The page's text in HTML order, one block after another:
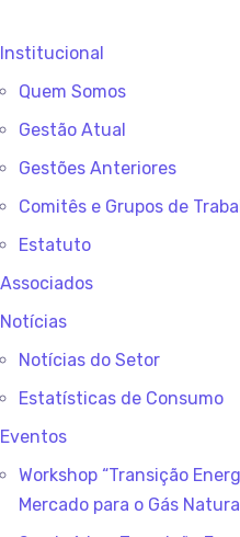
Institucional
Quem Somos
Gestão Atual
Gestões Anteriores
Comitês e Grupos de
Estatuto
Associados
Notícias
Notícias do Setor
Estatísticas de Consumo
Eventos
Workshop “Transição
Mercado para o Gás